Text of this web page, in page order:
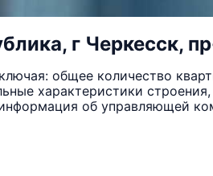
г Черкесск,
общее количество
характеристики
об управляющей